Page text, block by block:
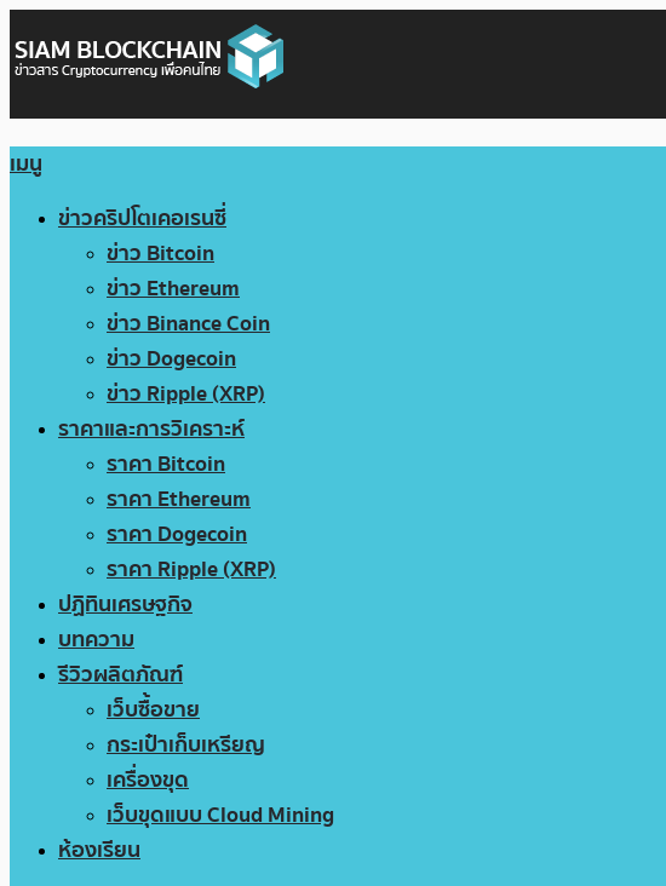
เมนู
ข่าวคริปโตเคอเรนซี่
ข่าว Bitcoin
ข่าว Ethereum
ข่าว Binance Coin
ข่าว Dogecoin
ข่าว Ripple (XRP)
ราคาและการวิเคราะห์
ราคา Bitcoin
ราคา Ethereum
ราคา Dogecoin
ราคา Ripple (XRP)
ปฏิทินเศรษฐกิจ
บทความ
รีวิวผลิตภัณฑ์
เว็บซื้อขาย
กระเป๋าเก็บเหรียญ
เครื่องขุด
เว็บขุดแบบ Cloud Mining
ห้องเรียน